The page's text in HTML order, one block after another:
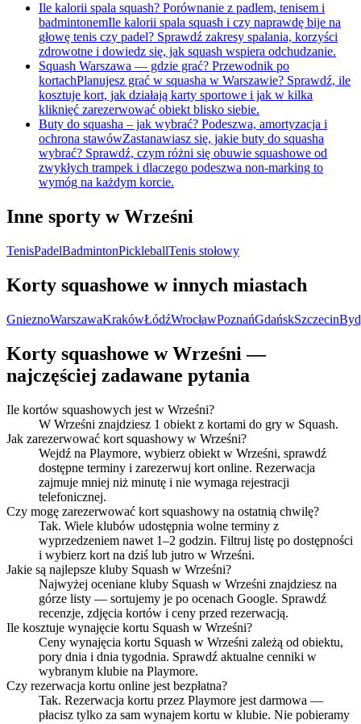
Ile kalorii spala squash? Porównanie z padlem, tenisem i
badmintonemIle kalorii spala squash i czy naprawdę bije na
głowę tenis czy padel? Sprawdź zakresy spalania, korzyści
zdrowotne i dowiedz się, jak squash wspiera odchudzanie.
Squash Warszawa — gdzie grać? Przewodnik po
kortachPlanujesz grać w squasha w Warszawie? Sprawdź, ile
kosztuje kort, jak działają karty sportowe i jak w kilka
kliknięć zarezerwować obiekt blisko siebie.
Buty do squasha – jak wybrać? Podeszwa, amortyzacja i
ochrona stawówZastanawiasz się, jakie buty do squasha
wybrać? Sprawdź, czym różni się obuwie squashowe od
zwykłych trampek i dlaczego podeszwa non-marking to
wymóg na każdym korcie.
Inne sporty w Wrześni
TenisPadelBadmintonPickleballTenis stołowy
Korty squashowe w innych miastach
GnieznoWarszawaKrakówŁódźWrocławPoznańGdańskSzczecin
Korty squashowe w Wrześni —
najczęściej zadawane pytania
Ile kortów squashowych jest w Wrześni?
W Wrześni znajdziesz 1 obiekt z kortami do gry w Squash.
Jak zarezerwować kort squashowy w Wrześni?
Wejdź na Playmore, wybierz obiekt w Wrześni, sprawdź
dostępne terminy i zarezerwuj kort online. Rezerwacja
zajmuje mniej niż minutę i nie wymaga rejestracji
telefonicznej.
Czy mogę zarezerwować kort squashowy na ostatnią chwilę?
Tak. Wiele klubów udostępnia wolne terminy z
wyprzedzeniem nawet 1–2 godzin. Filtruj listę po dostępności
i wybierz kort na dziś lub jutro w Wrześni.
Jakie są najlepsze kluby Squash w Wrześni?
Najwyżej oceniane kluby Squash w Wrześni znajdziesz na
górze listy — sortujemy je po ocenach Google. Sprawdź
recenzje, zdjęcia kortów i ceny przed rezerwacją.
Ile kosztuje wynajęcie kortu Squash w Wrześni?
Ceny wynajęcia kortu Squash w Wrześni zależą od obiektu,
pory dnia i dnia tygodnia. Sprawdź aktualne cenniki w
wybranym klubie na Playmore.
Czy rezerwacja kortu online jest bezpłatna?
Tak. Rezerwacja kortu przez Playmore jest darmowa —
płacisz tylko za sam wynajem kortu w klubie. Nie pobieramy